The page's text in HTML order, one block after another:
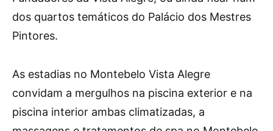
dos quartos temáticos do Palácio dos Mestres
Pintores.
As estadias no Montebelo Vista Alegre
convidam a mergulhos na piscina exterior e na
piscina interior ambas climatizadas, a